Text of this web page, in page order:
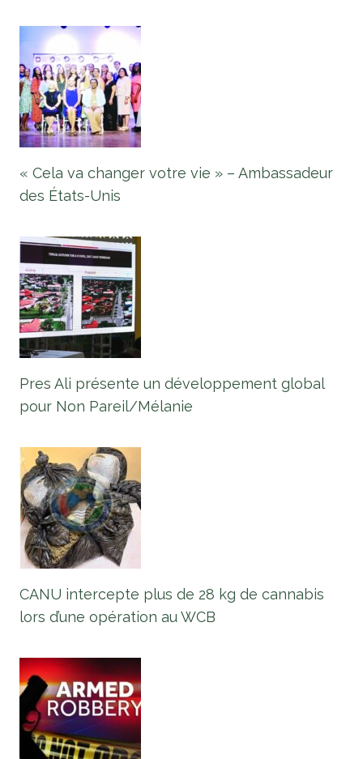
« Cela va changer votre vie » – Ambassadeur
des États-Unis
Pres Ali présente un développement global
pour Non Pareil/Mélanie
CANU intercepte plus de 28 kg de cannabis
lors d’une opération au WCB